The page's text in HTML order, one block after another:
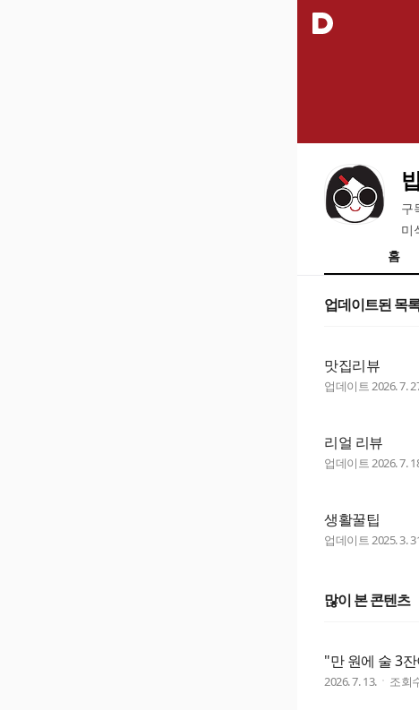
구
미
홈
업데이트된 목
맛집리뷰
업데이트2026. 7.
리얼 리뷰
업데이트2026. 7.
생활꿀팁
업데이트2025. 3.
많이 본 콘텐츠
"만 원에 술 3
2026. 7. 13. 조회